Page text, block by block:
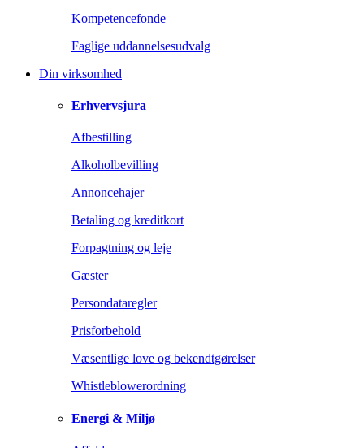
Kompetencefonde
Faglige uddannelsesudvalg
Din virksomhed
Erhvervsjura
Afbestilling
Alkoholbevilling
Annoncehajer
Betaling og kreditkort
Forpagtning og leje
Gæster
Persondataregler
Prisforbehold
Væsentlige love og bekendtgørelser
Whistleblowerordning
Energi & Miljø